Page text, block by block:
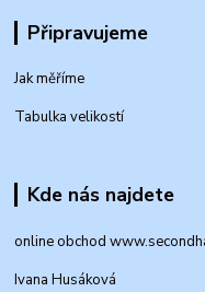
Připravujeme
Jak měříme
Tabulka velikostí
Kde nás najdete
online obchod
Ivana Husáková